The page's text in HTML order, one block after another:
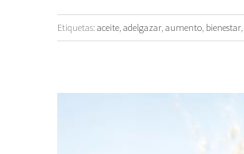
Etiquetas: aceite, adelgazar, aumento, bienestar,